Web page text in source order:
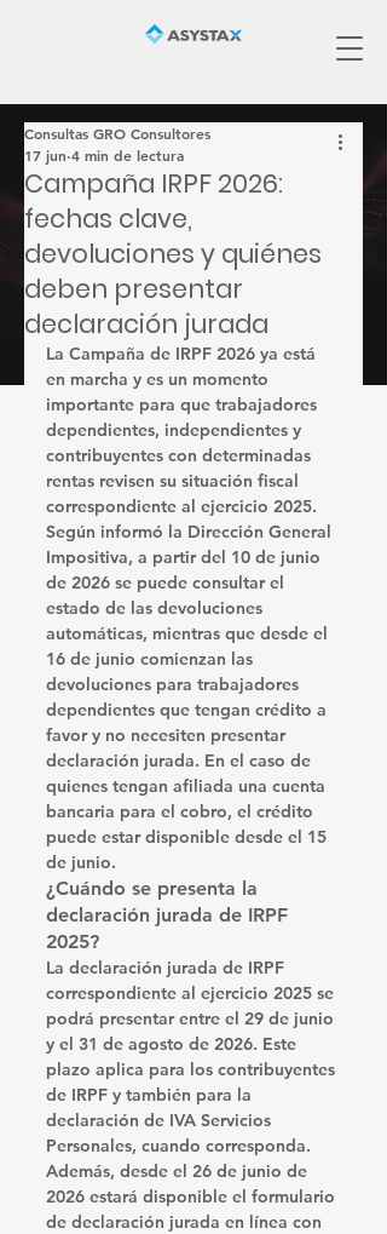
Campaña IRPF 2026:
fechas clave,
devoluciones y quiénes
deben presentar
declaración jurada
Consultas GRO Consultores
17 jun 4 min de lectura
La Campaña de IRPF 2026 ya está
en marcha y es un momento
importante para que trabajadores
dependientes, independientes y
contribuyentes con determinadas
rentas revisen su situación fiscal
correspondiente al ejercicio 2025.
Según informó la Dirección General
Impositiva, a partir del 10 de junio
de 2026 se puede consultar el
estado de las devoluciones
automáticas, mientras que desde el
16 de junio comienzan las
devoluciones para trabajadores
dependientes que tengan crédito a
favor y no necesiten presentar
declaración jurada. En el caso de
quienes tengan afiliada una cuenta
bancaria para el cobro, el crédito
puede estar disponible desde el 15
de junio.
¿Cuándo se presenta la
declaración jurada de IRPF
2025?
La declaración jurada de IRPF
correspondiente al ejercicio 2025 se
podrá presentar entre el 29 de junio
y el 31 de agosto de 2026. Este
plazo aplica para los contribuyentes
de IRPF y también para la
declaración de IVA Servicios
Personales, cuando corresponda.
Además, desde el 26 de junio de
2026 estará disponible el formulario
de declaración jurada en línea con